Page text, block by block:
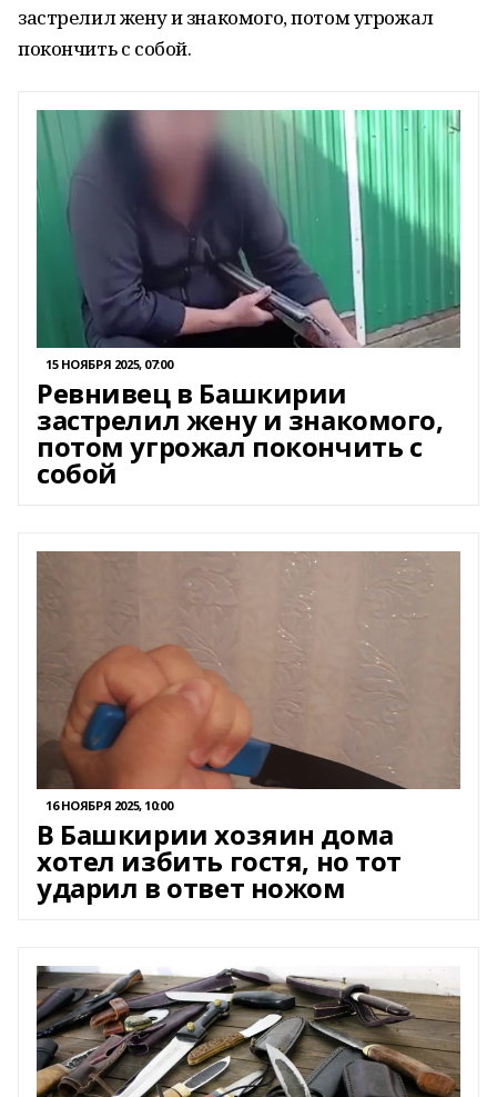
застрелил жену и знакомого, потом угрожал
покончить с собой.
15 НОЯБРЯ 2025, 07:00
Ревнивец в Башкирии
застрелил жену и знакомого,
потом угрожал покончить с
собой
16 НОЯБРЯ 2025, 10:00
В Башкирии хозяин дома
хотел избить гостя, но тот
ударил в ответ ножом